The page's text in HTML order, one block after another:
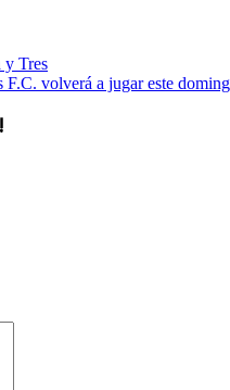
y Tres
F.C. volverá a jugar este